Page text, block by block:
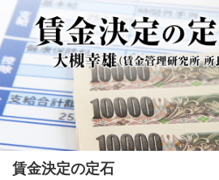
賃金決定の定石